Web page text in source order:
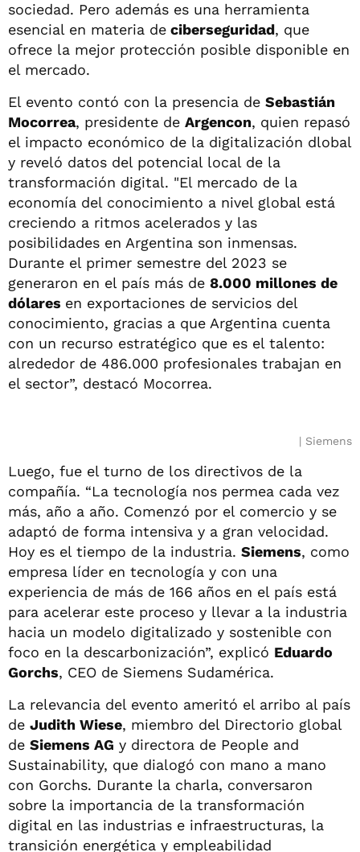
sociedad. Pero además es una herramienta
esencial en materia de ciberseguridad, que
ofrece la mejor protección posible disponible en
el mercado.
El evento contó con la presencia de Sebastián
Mocorrea, presidente de Argencon, quien repasó
el impacto económico de la digitalización dlobal
y reveló datos del potencial local de la
transformación digital. "El mercado de la
economía del conocimiento a nivel global está
creciendo a ritmos acelerados y las
posibilidades en Argentina son inmensas.
Durante el primer semestre del 2023 se
generaron en el país más de 8.000 millones de
dólares en exportaciones de servicios del
conocimiento, gracias a que Argentina cuenta
con un recurso estratégico que es el talento:
alrededor de 486.000 profesionales trabajan en
el sector”, destacó Mocorrea.
Siemens
Luego, fue el turno de los directivos de la
compañía. “La tecnología nos permea cada vez
más, año a año. Comenzó por el comercio y se
adaptó de forma intensiva y a gran velocidad.
Hoy es el tiempo de la industria. Siemens, como
empresa líder en tecnología y con una
experiencia de más de 166 años en el país está
para acelerar este proceso y llevar a la industria
hacia un modelo digitalizado y sostenible con
foco en la descarbonización”, explicó Eduardo
Gorchs, CEO de Siemens Sudamérica.
La relevancia del evento ameritó el arribo al país
de Judith Wiese, miembro del Directorio global
de Siemens AG y directora de People and
Sustainability, que dialogó con mano a mano
con Gorchs. Durante la charla, conversaron
sobre la importancia de la transformación
digital en las industrias e infraestructuras, la
transición energética y empleabilidad